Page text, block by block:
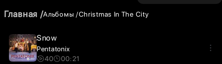
Главная Альбомы Christmas In The City
Snow
Pentatonix
40
00:21